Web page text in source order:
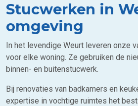
Stucwerken in
omgeving
In het levendige Weurt leveren onze
voor elke woning. Ze gebruiken de
binnen- en buitenstucwerk.
Bij renovaties van badkamers en
expertise in vochtige ruimtes het